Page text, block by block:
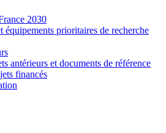
2030
équipements prioritaires de recherche
antérieurs et documents de référence
financés